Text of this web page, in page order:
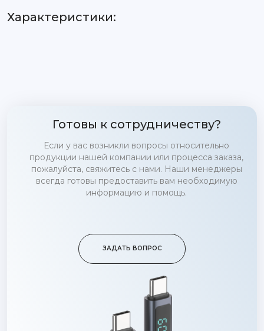
Характеристики:
Готовы к сотрудничеству?
Если у вас возникли вопросы относительно
продукции нашей компании или процесса заказа,
пожалуйста, свяжитесь с нами. Наши менеджеры
всегда готовы предоставить вам необходимую
информацию и помощь.
ЗАДАТЬ ВОПРОС